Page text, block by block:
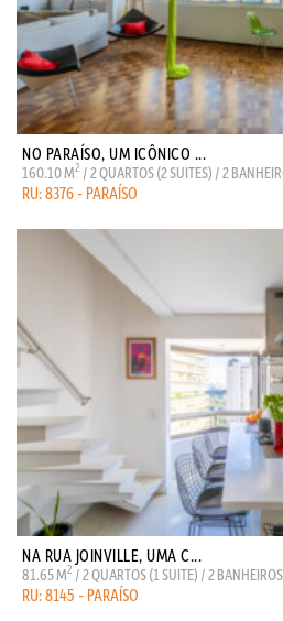
NO PARAÍSO, UM ICÔNICO ...
160.10 M2 / 2 QUARTOS (2 SUITES) / 2
RU: 8376 - PARAÍSO
NA RUA JOINVILLE, UMA C...
81.65 M2 / 2 QUARTOS (1 SUITE) / 2
RU: 8145 - PARAÍSO